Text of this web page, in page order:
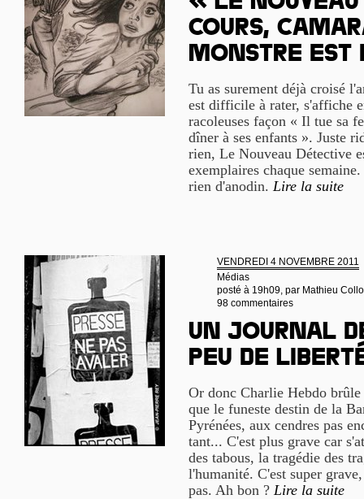
cours,
monstre est
Tu as surement déjà croisé
est difficile à rater, s'affiche
racoleuses façon « Il tue sa
dîner à ses enfants ». Juste
rien, Le Nouveau Détective
exemplaires chaque
rien d'anodin. Lire la suite
VENDREDI 4 NOVEMBRE 2011
Médias
posté à 19h09, par Mathieu
98 commentaires
Un journal
peu de
Or donc Charlie Hebdo
que le funeste destin de la
Pyrénées, aux cendres pas
tant... C'est plus grave car
des tabous, la tragédie des
l'humanité. C'est super
pas. Ah bon ? Lire la suite